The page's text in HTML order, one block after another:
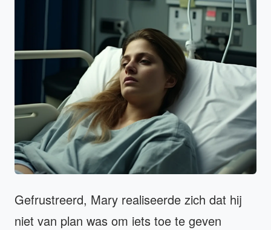
Gefrustreerd, Mary realiseerde zich dat hij
niet van plan was om iets toe te geven